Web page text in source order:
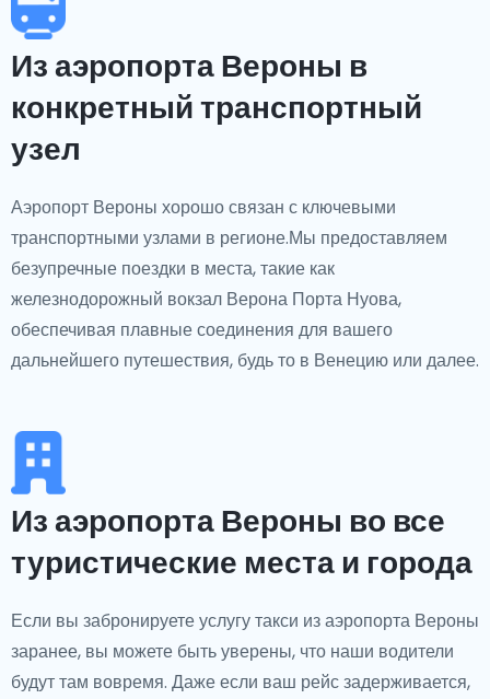
Из аэропорта Вероны в
конкретный транспортный
узел
Аэропорт Вероны хорошо связан с ключевыми
транспортными узлами в регионе.Мы предоставляем
безупречные поездки в места, такие как
железнодорожный вокзал Верона Порта Нуова,
обеспечивая плавные соединения для вашего
дальнейшего путешествия, будь то в Венецию или далее.
Из аэропорта Вероны во все
туристические места и города
Если вы забронируете услугу такси из аэропорта Вероны
заранее, вы можете быть уверены, что наши водители
будут там вовремя. Даже если ваш рейс задерживается,